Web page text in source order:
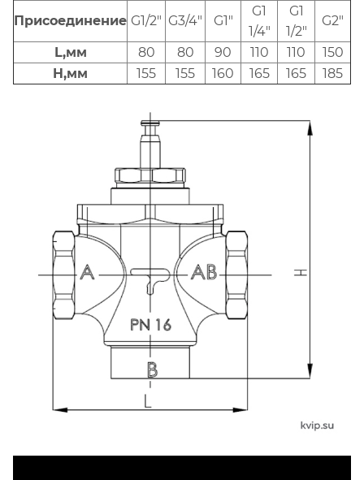
Присоединение G1/2" G3/4" G1"
G1
1/4"
G1
1/2"
G2"
L,мм 80 80 90 110 110
150
H,мм
155 155 160 165 165 185